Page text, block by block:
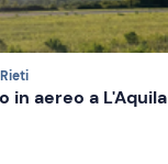
in aereo a L'Aquila